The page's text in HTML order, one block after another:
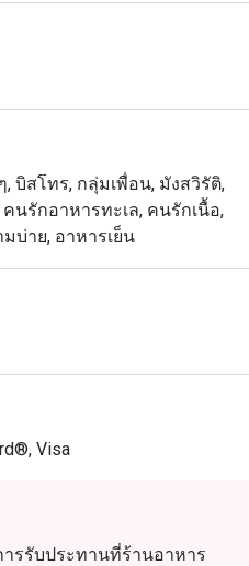
บิสโทร, กลุ่มเพื่อน, มังสวิรัติ,
นรักอาหารทะเล, คนรักเนื้อ,
บ่าย, อาหารเย็น
Visa
รรับประทานที่ร้านอาหาร